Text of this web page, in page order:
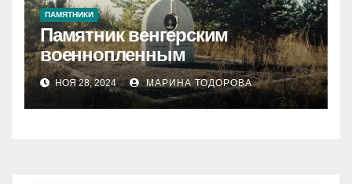
ПАМЯТНИКИ
Памятник венгерским
военнопленным
НОЯ 28, 2024 МАРИНА ТОДОРОВА